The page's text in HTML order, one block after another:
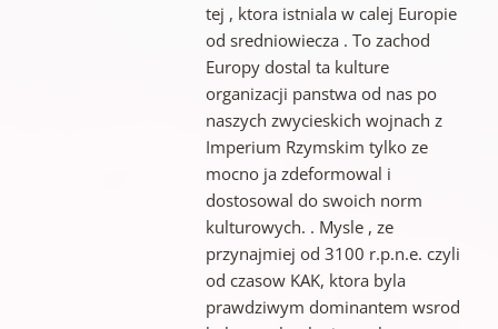
tej , ktora istniala w calej Europie
od sredniowiecza . To zachod
Europy dostal ta kulture
organizacji panstwa od nas po
naszych zwycieskich wojnach z
Imperium Rzymskim tylko ze
mocno ja zdeformowal i
dostosowal do swoich norm
kulturowych. . Mysle , ze
przynajmiej od 3100 r.p.n.e. czyli
od czasow KAK, ktora byla
prawdziwym dominantem wsrod